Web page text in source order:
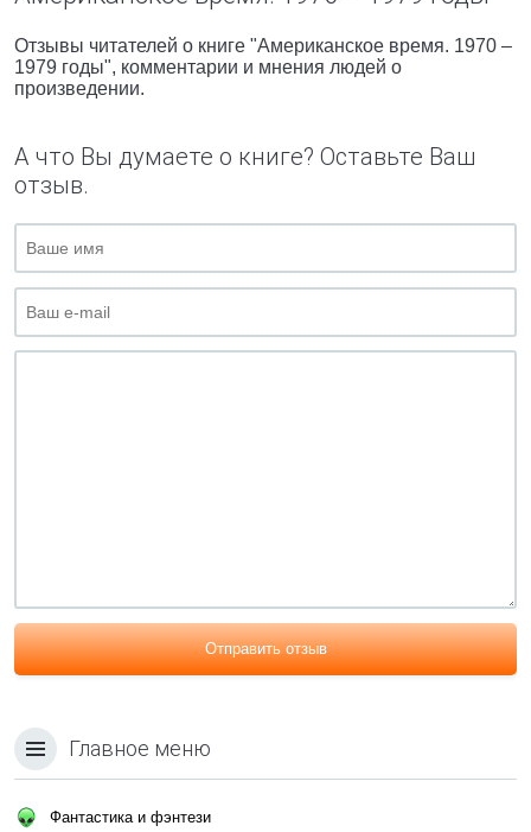
Отзывы читателей о книге "Американское время. 1970 –
1979 годы", комментарии и мнения людей о
произведении.
А что Вы думаете о книге? Оставьте Ваш
отзыв.
Отправить отзыв
Главное меню
Фантастика и фэнтези